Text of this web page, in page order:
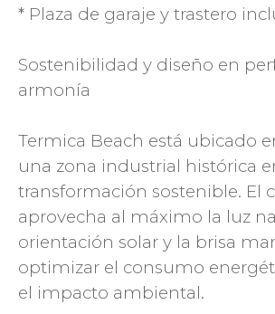
* Plaza de garaje y trastero
Sostenibilidad y diseño en
armonía
Termica Beach está ubicado
una zona industrial histórica
transformación sostenible. El
aprovecha al máximo la luz
orientación solar y la brisa
optimizar el consumo
el impacto ambiental.